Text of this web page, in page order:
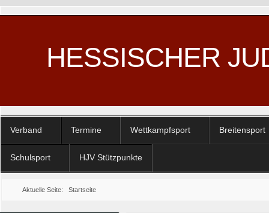
HESSISCHER
Verband Termine Wettkampfsport Breitensport
Schulsport HJV Stützpunkte
Aktuelle Seite: Startseite